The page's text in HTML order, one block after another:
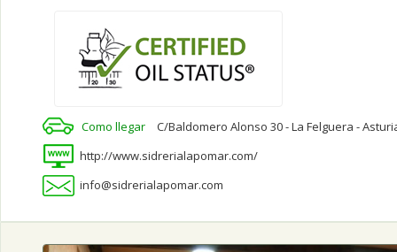
Como llegar
C/Baldomero Alonso 30 - La Felguera -
http://www.sidrerialapomar.com/
info@sidrerialapomar.com